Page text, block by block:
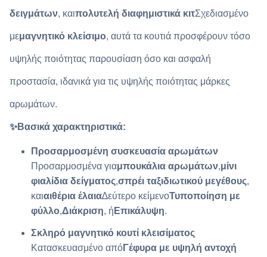
δειγμάτων, καιπολυτελή διαφημιστικά κιτΣχεδιασμένο
μεμαγνητικό κλείσιμο, αυτά τα κουτιά προσφέρουν τόσο
υψηλής ποιότητας παρουσίαση όσο και ασφαλή
προστασία, ιδανικά για τις υψηλής ποιότητας μάρκες
αρωμάτων.
✨Βασικά χαρακτηριστικά:
Προσαρμοσμένη συσκευασία αρωμάτων
Προσαρμοσμένα γιαμπουκάλια αρωμάτων,μίνι
φιαλίδια δείγματος,σπρέι ταξιδιωτικού μεγέθους,
καιαιθέρια έλαια∆εύτερο κείμενοΤυποποίηση με
φύλλο,Διάκριση, ή Επικάλυψη.
Σκληρό μαγνητικό κουτί κλεισίματος
Κατασκευασμένο απόΓέφυρα με υψηλή αντοχή